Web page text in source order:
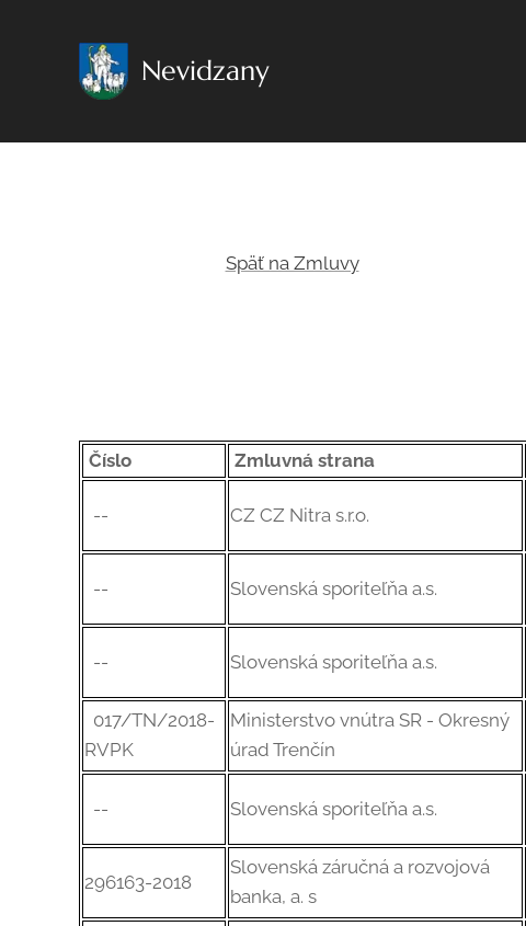
Nevidzany
Späť na Zmluvy
Číslo Zmluvná strana
-- CZ CZ Nitra s.r.o.
-- Slovenská sporiteľňa a.s.
-- Slovenská sporiteľňa a.s.
017/TN/2018-
RVPK
Ministerstvo vnútra SR - Okresný
úrad Trenčín
-- Slovenská sporiteľňa a.s.
296163-2018
Slovenská záručná a rozvojová
banka, a. s